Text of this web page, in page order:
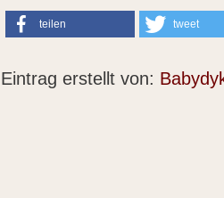
teilen tweet
Eintrag erstellt von: